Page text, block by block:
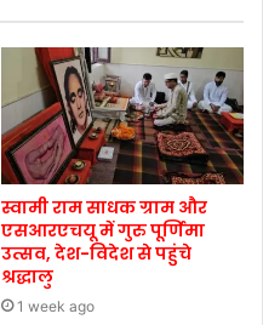
स्वामी राम साधक ग्राम और
एसआरएचयू में गुरु पूर्णिमा
उत्सव, देश-विदेश से पहुंचे
श्रद्धालु
1 week ago